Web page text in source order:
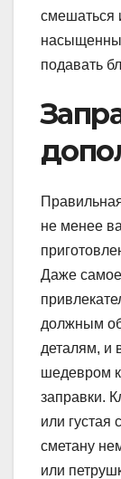
смешаться
подавать
не менее
Даже
должным
деталям, и
шедевром
заправки.
или густая
сметану
или